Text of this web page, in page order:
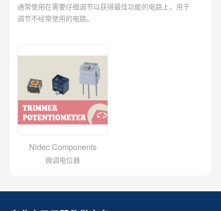
通常使用在需要仔细调节以获得最佳功能的电路上，用于
调节不经常使用的电路。
Nidec Components
微调电位器